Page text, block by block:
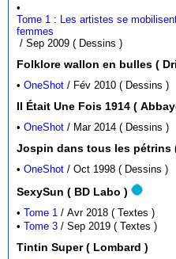
•
Tome 1 : Les artistes se
femmes
/ Sep 2009 ( Dessins )
Folklore wallon en bulles (
•OneShot / Fév 2010 ( Dessins )
Il Était Une Fois 1914 (
•OneShot / Mar 2014 ( Dessins )
Jospin dans tous les
•OneShot / Oct 1998 ( Dessins )
SexySun ( BD Labo )
•Tome 1
/ Avr 2018 ( Textes )
•Tome 3 / Sep 2019 ( Textes )
Tintin Super ( Lombard )